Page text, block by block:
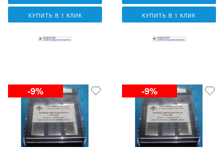
КУПИТЬ В 1 КЛИК КУПИТЬ В 1 КЛИК
-9% -9%